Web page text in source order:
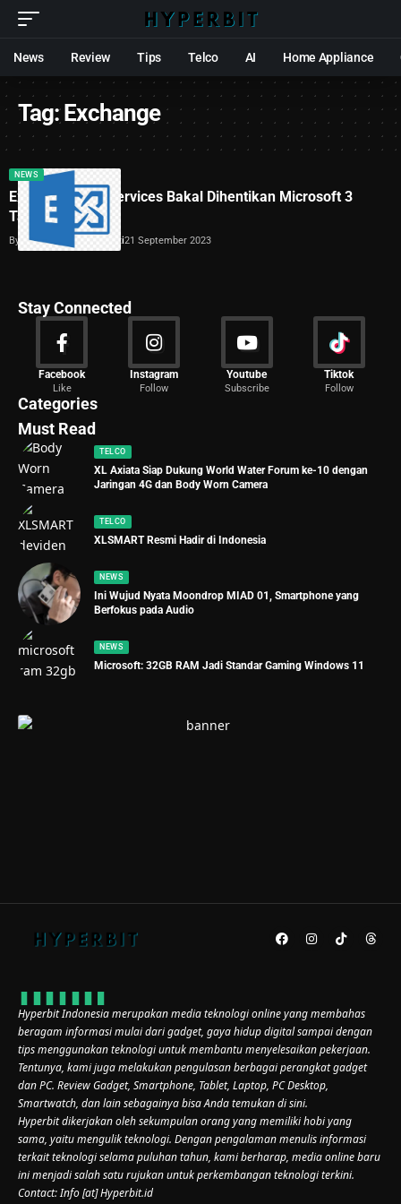
News Review Tips Telco AI Home Appliance
Tag:Exchange
NEWS
Exchange Web Services Bakal Dihentikan Microsoft 3
Tahun Lagi
By Dimas Galih Windudjati21 September 2023
Stay Connected
Facebook
Like
Instagram
Follow
Youtube
Subscribe
Tiktok
Follow
Categories
News
2029 Articles
Must Read
TELCO
XL Axiata Siap Dukung World Water Forum ke-10 dengan
Jaringan 4G dan Body Worn Camera
TELCO
XLSMART Resmi Hadir di Indonesia
NEWS
Ini Wujud Nyata Moondrop MIAD 01, Smartphone yang
Berfokus pada Audio
NEWS
Microsoft: 32GB RAM Jadi Standar Gaming Windows 11
Hyperbit Indonesia merupakan media teknologi online yang membahas
beragam informasi mulai dari gadget, gaya hidup digital sampai dengan
tips menggunakan teknologi untuk membantu menyelesaikan pekerjaan.
Tentunya, kami juga melakukan pengulasan berbagai perangkat gadget
dan PC. Review Gadget, Smartphone, Tablet, Laptop, PC Desktop,
Smartwatch, dan lain sebagainya bisa Anda temukan di sini.
Hyperbit dikerjakan oleh sekumpulan orang yang memiliki hobi yang
sama, yaitu mengulik teknologi. Dengan pengalaman menulis informasi
terkait teknologi selama puluhan tahun, kami berharap, media online baru
ini menjadi salah satu rujukan untuk perkembangan teknologi terkini.
Contact: Info [at] Hyperbit.id